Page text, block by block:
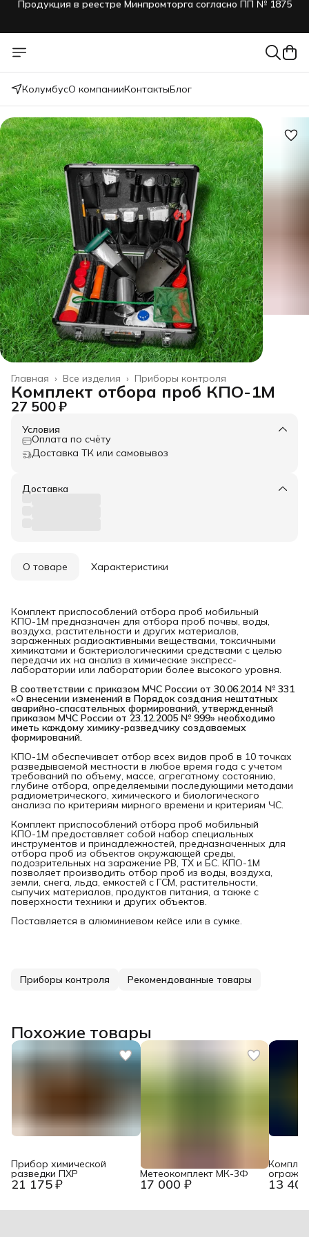
№999
Продукция в реестре Минпромторга согласно ПП № 1875
КолумбусО компанииКонтактыБлог
Приборы контроля
Все изделия ›
Главная ›
Комплект отбора проб КПО-1М
27 500 ₽
Условия
Оплата по счёту
Доставка ТК или самовывоз
Доставка
О товаре Характеристики
Комплект приспособлений отбора проб мобильный
КПО-1М предназначен для отбора проб почвы, воды,
воздуха, растительности и других материалов,
зараженных радиоактивными веществами, токсичными
химикатами и бактериологическими средствами с целью
передачи их на анализ в химические экспресс-
лаборатории или лаборатории более высокого уровня.
В соответствии с приказом МЧС России от 30.06.2014 № 331
«О внесении изменений в Порядок создания нештатных
аварийно-спасательных формирований, утвержденный
приказом МЧС России от 23.12.2005 № 999» необходимо
иметь каждому химику-разведчику создаваемых
формирований.
КПО-1М обеспечивает отбор всех видов проб в 10 точках
разведываемой местности в любое время года с учетом
требований по объему, массе, агрегатному состоянию,
глубине отбора, определяемыми последующими методами
радиометрического, химического и биологического
анализа по критериям мирного времени и критериям ЧС.
Комплект приспособлений отбора проб мобильный
КПО-1М предоставляет собой набор специальных
инструментов и принадлежностей, предназначенных для
отбора проб из объектов окружающей среды,
подозрительных на заражение РВ, ТХ и БС. КПО-1М
позволяет производить отбор проб из воды, воздуха,
земли, снега, льда, емкостей с ГСМ, растительности,
сыпучих материалов, продуктов питания, а также с
поверхности техники и других объектов.
Поставляется в алюминиевом кейсе или в сумке.
Приборы контроля Рекомендованные товары
Похожие товары
21 175 ₽
Прибор химической
разведки ПХР
17 000 ₽
Метеокомплект МК-3Ф
13